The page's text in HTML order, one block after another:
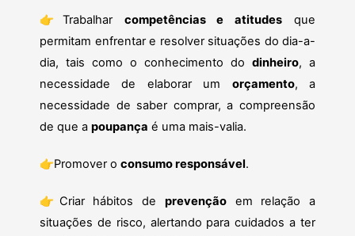
👉 Trabalhar competências e atitudes que
permitam enfrentar e resolver situações do dia-a-
dia, tais como o conhecimento do dinheiro, a
necessidade de elaborar um orçamento, a
necessidade de saber comprar, a compreensão
de que a poupança é uma mais-valia.
👉Promover o consumo responsável.
👉 Criar hábitos de prevençãoem relação a
situações de risco, alertando para cuidados a ter